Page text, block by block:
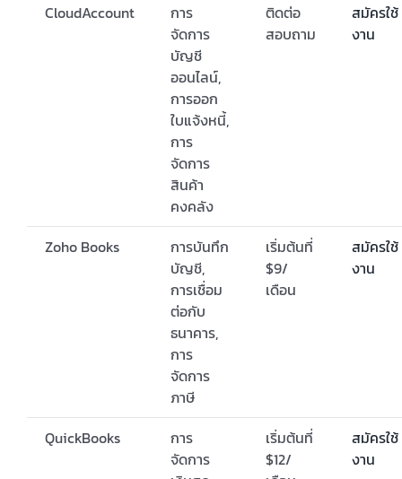
CloudAccount
การ
จัดการ
บัญชี
ออนไลน์,
การออก
ใบแจ้งหนี้,
การ
จัดการ
สินค้า
คงคลัง
ติดต่อ
สอบถาม
สมัครใช้
งาน
Zoho Books
การบันทึก
บัญชี,
การเชื่อม
ต่อกับ
ธนาคาร,
การ
จัดการ
ภาษี
เริ่มต้นที่
$9/
เดือน
สมัครใช้
งาน
QuickBooks
การ
จัดการ
เริ่มต้นที่
$12/
สมัครใช้
งาน